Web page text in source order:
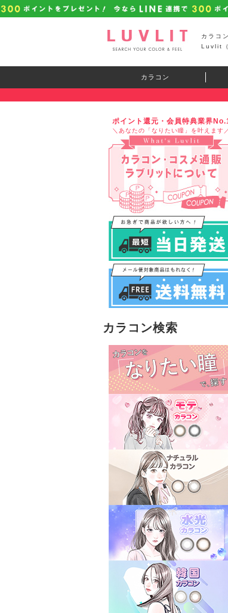
カラコ
Luvlit（
カラコン
ポイント還元・会員特典業界
＼あなたの「なりたい瞳」を叶えます
カラコン検索